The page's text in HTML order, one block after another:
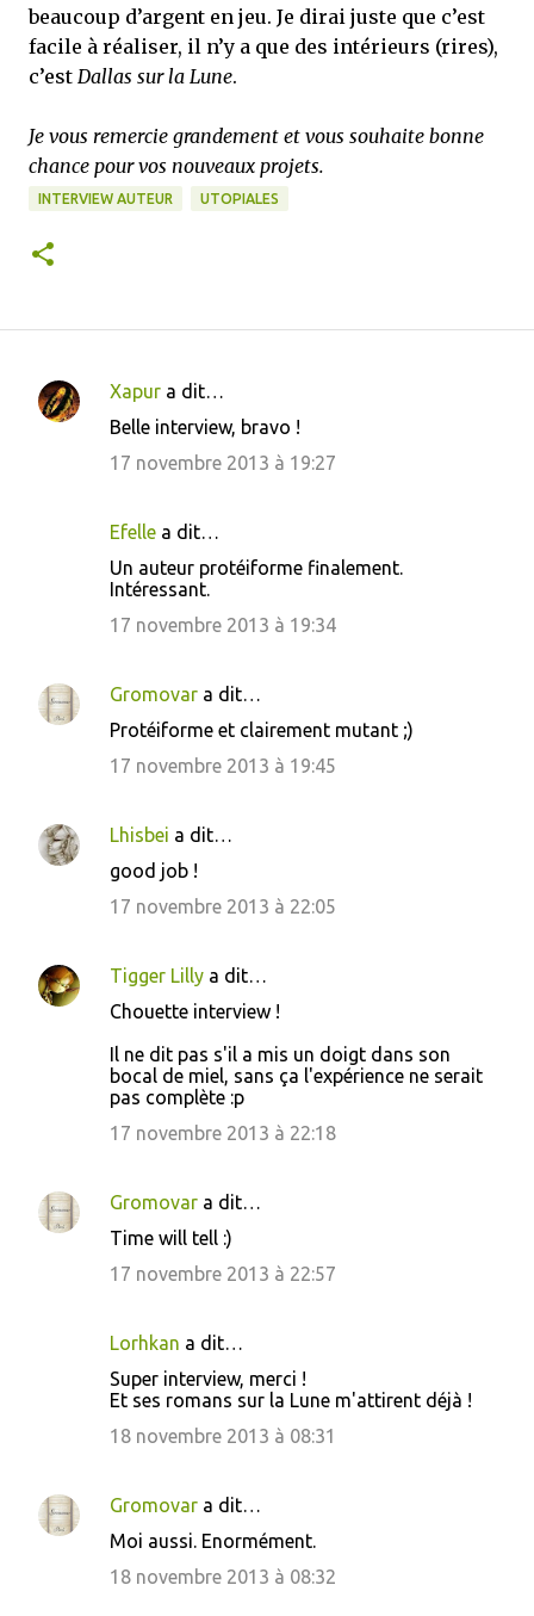
beaucoup d’argent en jeu. Je dirai juste que c’est
facile à réaliser, il n’y a que des intérieurs (rires),
c’est Dallas sur la Lune.
Je vous remercie grandement et vous souhaite bonne
chance pour vos nouveaux projets.
INTERVIEW AUTEUR UTOPIALES
C
r
Xapur a dit…
Belle interview, bravo !
17 novembre 2013 à 19:27
Efelle a dit…
Un auteur protéiforme finalement.
Intéressant.
17 novembre 2013 à 19:34
Gromovar a dit…
Protéiforme et clairement mutant ;)
17 novembre 2013 à 19:45
Lhisbei a dit…
good job !
17 novembre 2013 à 22:05
Tigger Lilly a dit…
Chouette interview !
Il ne dit pas s'il a mis un doigt dans son
bocal de miel, sans ça l'expérience ne serait
pas complète :p
17 novembre 2013 à 22:18
Gromovar a dit…
Time will tell :)
17 novembre 2013 à 22:57
Lorhkan a dit…
Super interview, merci !
Et ses romans sur la Lune m'attirent déjà !
18 novembre 2013 à 08:31
Gromovar a dit…
Moi aussi. Enormément.
18 novembre 2013 à 08:32